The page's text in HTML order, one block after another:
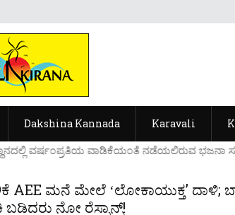
Dakshina Kannada Karavali
ವರ್ಷ೦ಪ್ರತಿಯ ವಾಡಿಕೆಯ೦ತೆ ನಡೆಯಲಿರುವ ಭಜನಾ
AEE ಮನೆ ಮೇಲೆ ʻಲೋಕಾಯುಕ್ತʼ ದಾಳಿ;
ಬಡಿದರು ನೋ ರೆಸ್ಪಾನ್ಸ್!